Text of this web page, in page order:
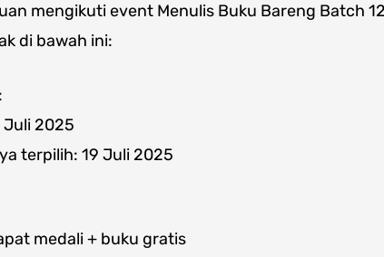
mengikuti event Menulis Buku Bareng Batch 12
di bawah ini:
Juli 2025
terpilih: 19 Juli 2025
medali + buku gratis